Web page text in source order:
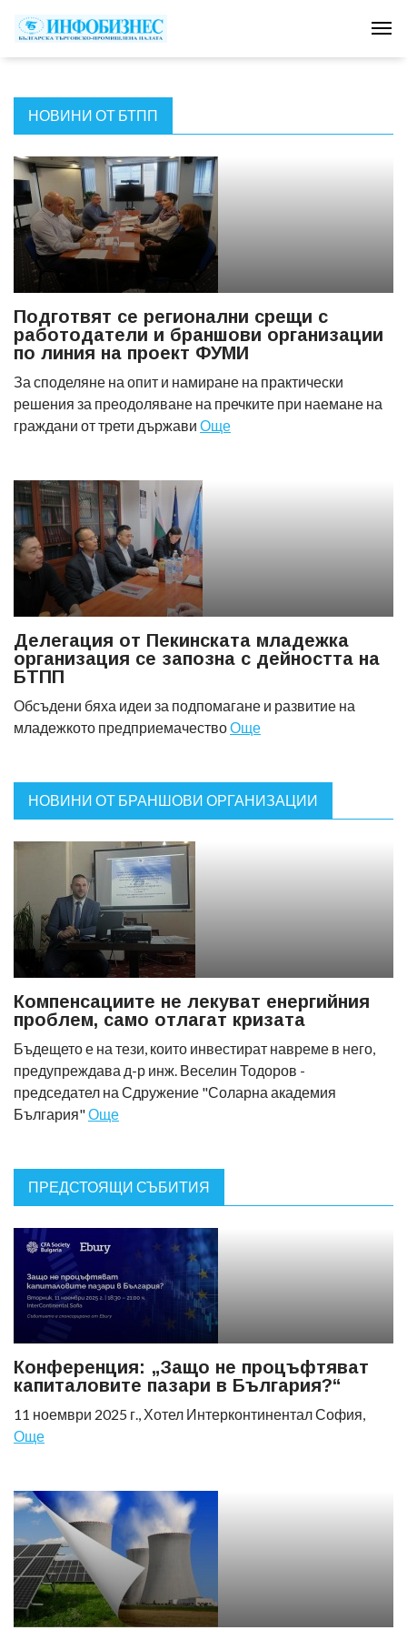
НОВИНИ ОТ БТПП
Подготвят се регионални срещи с
работодатели и браншови организации
по линия на проект ФУМИ
За споделяне на опит и намиране на практически
решения за преодоляване на пречките при наемане на
граждани от трети държави Още
Делегация от Пекинската младежка
организация се запозна с дейността на
БТПП
Обсъдени бяха идеи за подпомагане и развитие на
младежкото предприемачествоОще
НОВИНИ ОТ БРАНШОВИ ОРГАНИЗАЦИИ
Компенсациите не лекуват енергийния
проблем, само отлагат кризата
Бъдещето е на тези, които инвестират навреме в него,
предупреждава д-р инж. Веселин Тодоров -
председател на Сдружение "Соларна академия
България"Още
ПРЕДСТОЯЩИ СЪБИТИЯ
Конференция: „Защо не процъфтяват
капиталовите пазари в България?“
11 ноември 2025 г., Хотел Интерконтинентал София,
Още